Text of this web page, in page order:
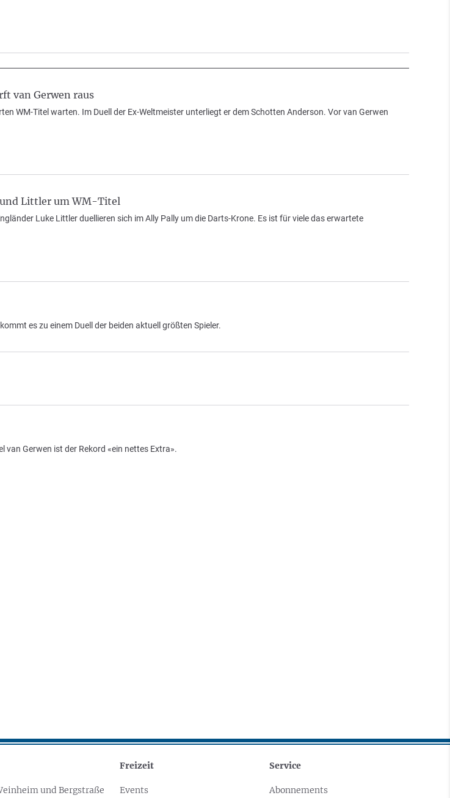
van Gerwen raus
WM-Titel warten. Im Duell der Ex-Weltmeister unterliegt er dem Schotten Anderson. Vor van Gerwen
Littler um WM-Titel
Luke Littler duellieren sich im Ally Pally um die Darts-Krone. Es ist für viele das erwartete
es zu einem Duell der beiden aktuell größten Spieler.
van Gerwen ist der Rekord «ein nettes Extra».
und Bergstraße
Freizeit
Events
Service
Abonnements